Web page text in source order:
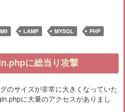
LAMP MYSQL PHP
に総当り攻撃
のサイズが非常に大きくなっていた
に大量のアクセスがありまし